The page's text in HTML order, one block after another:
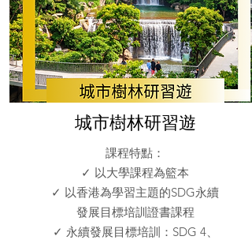
城市樹林研習遊
課程特點：
✓ 以大學課程為籃本
✓ 以香港為學習主題的SDG永續
發展目標培訓證書課程
✓ 永續發展目標培訓：SDG 4、